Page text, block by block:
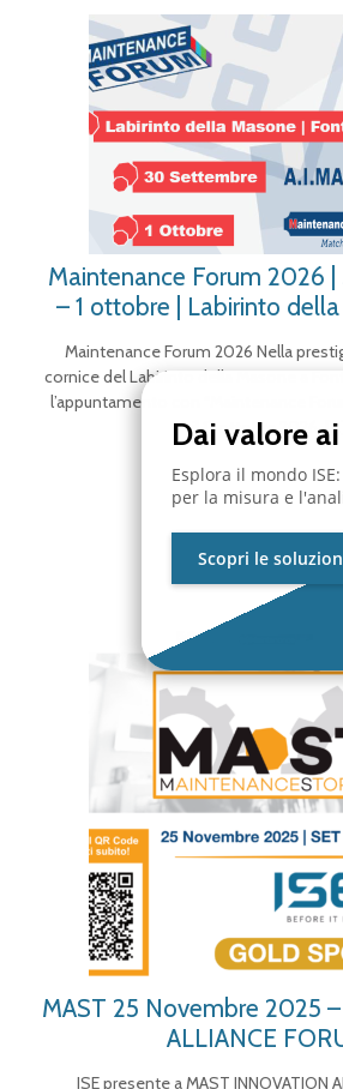
Maintenance Forum 2026
– 1 ottobre | Labirinto della
Maintenance Forum 2026 Nella
cornice del Labirinto della Masone a
l’appuntamento con “Maintenance
il 1° ottobre 2026,[…]
MAST 25 Novembre 2025
ALLIANCE
ISE presente a MAST INNOVATION
Dai valore
Esplora il mondo
per la misura e
Scopri le